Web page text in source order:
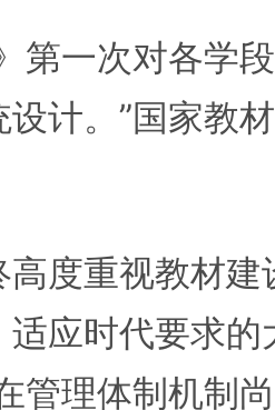
一次对各学段
计。”国家教
重视教材建
应时代要求
管理体制机制